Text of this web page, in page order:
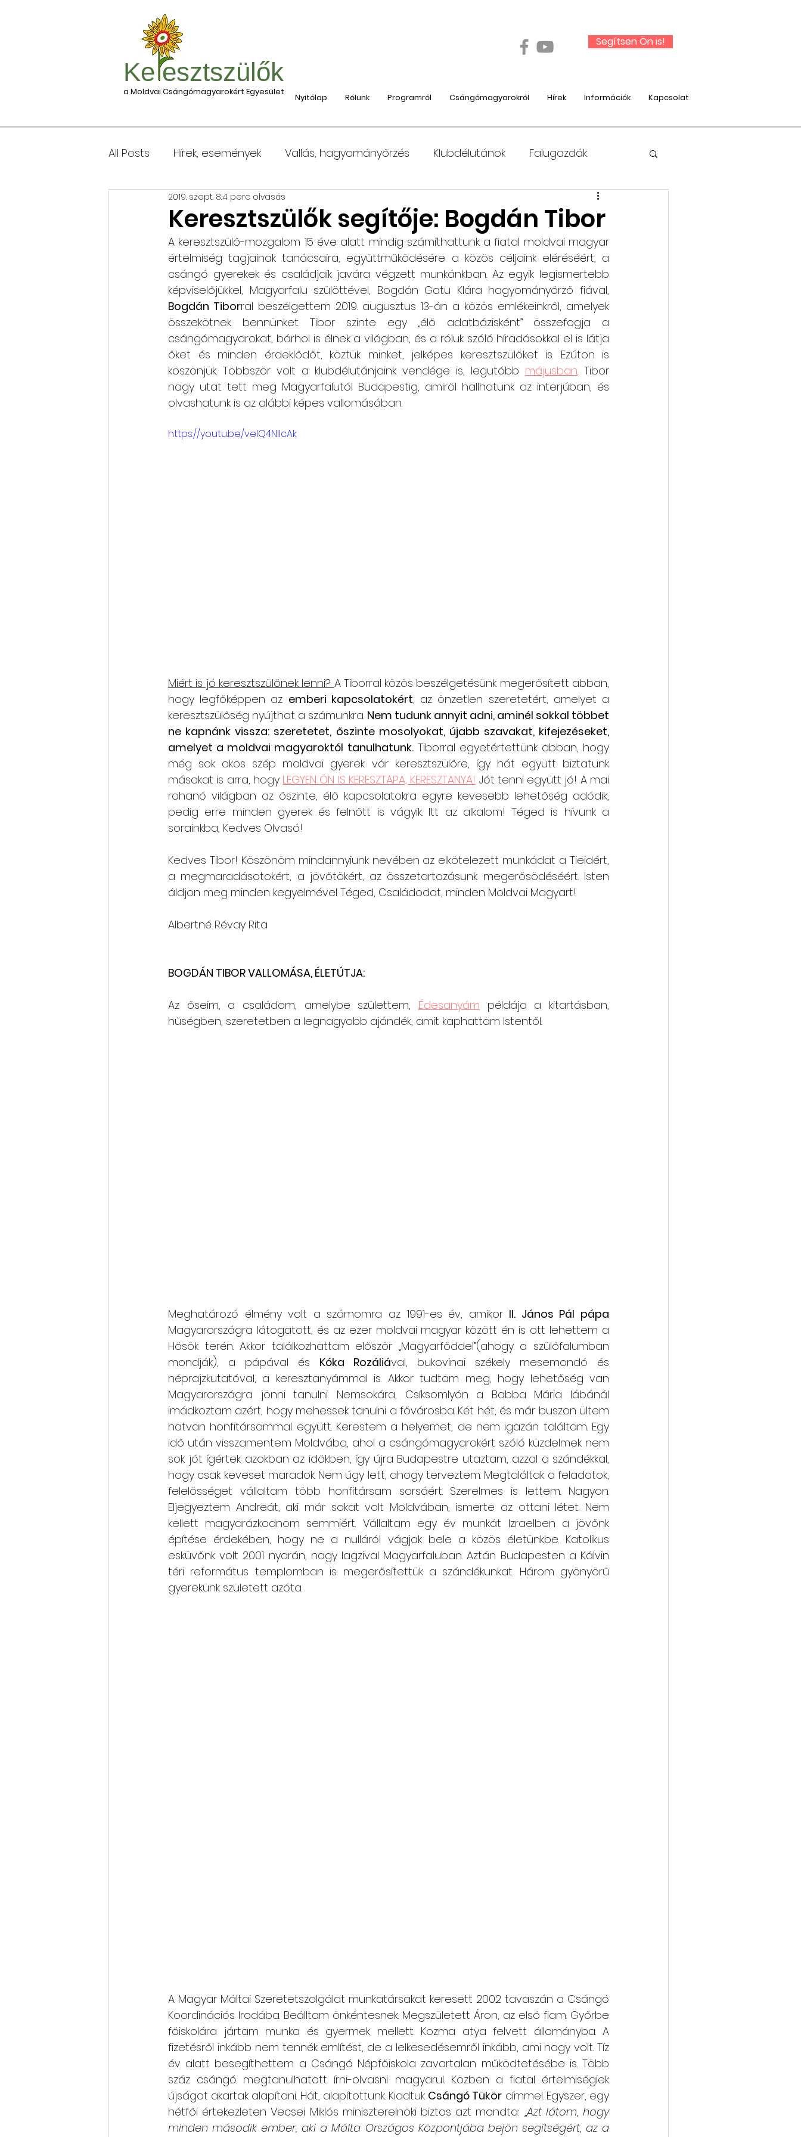
Segítsen Ön is!
Nyitólap Rólunk Programról Csángómagyarokról Hírek Információk Kapcsolat
Ke esztszülők
a Moldvai Csángómagyarokért Egyesület
All Posts Hírek, események Vallás, hagyományőrzés Klubdélutánok Falugazdák
Csomagleadás, érkezése Moldvába
Keresztgyerekek levélcíme Nyaralás, táboroztatás Szociális és jótékonysági munka
Rólunk szól: cikkek, videók Csángó témájú könyv, videó Utazások Moldvába Galéria
Oktatás, továbbképzés Keresztszülő-portré Várjuk történeteiket!
Keresztszülők segítője: Bogdán Tibor
2019. szept. 8.4 perc olvasás
A keresztszülő-mozgalom 15 éve alatt mindig számíthattunk a fiatal moldvai magyar
értelmiség tagjainak tanácsaira, együttműködésére a közös céljaink eléréséért, a
csángó gyerekek és családjaik javára végzett munkánkban. Az egyik legismertebb
Bogdán Tiborral beszélgettem 2019. augusztus 13-án a közös emlékeinkről, amelyek
összekötnek bennünket. Tibor szinte egy „élő adatbázisként” összefogja a
csángómagyarokat, bárhol is élnek a világban, és a róluk szóló híradásokkal el is látja
őket és minden érdeklődőt, köztük minket, jelképes keresztszülőket is. Ezúton is
köszönjük. Többször volt a klubdélutánjaink vendége is, legutóbb májusban. Tibor
nagy utat tett meg Magyarfalutól Budapestig, amiről hallhatunk az interjúban, és
olvashatunk is az alábbi képes vallomásában.
https://youtu.be/velQ4NIlcAk
Miért is jó keresztszülőnek lenni? A Tiborral közös beszélgetésünk megerősített abban,
hogy legfőképpen az emberi kapcsolatokért, az önzetlen szeretetért, amelyet a
keresztszülőség nyújthat a számunkra. Nem tudunk annyit adni, aminél sokkal többet
ne kapnánk vissza: szeretetet, őszinte mosolyokat, újabb szavakat, kifejezéseket,
amelyet a moldvai magyaroktól tanulhatunk. Tiborral egyetértettünk abban, hogy
még sok okos szép moldvai gyerek vár keresztszülőre, így hát együtt biztatunk
másokat is arra, hogy LEGYEN ÖN IS KERESZTAPA, KERESZTANYA! Jót tenni együtt jó! A mai
rohanó világban az őszinte, élő kapcsolatokra egyre kevesebb lehetőség adódik,
pedig erre minden gyerek és felnőtt is vágyik. Itt az alkalom! Téged is hívunk a
sorainkba, Kedves Olvasó!
Kedves Tibor! Köszönöm mindannyiunk nevében az elkötelezett munkádat a Tieidért,
a megmaradásotokért, a jövőtökért, az összetartozásunk megerősödéséért. Isten
áldjon meg minden kegyelmével Téged, Családodat, minden Moldvai Magyart!
Albertné Révay Rita
BOGDÁN TIBOR VALLOMÁSA, ÉLETÚTJA:
Az őseim, a családom, amelybe születtem, Édesanyám példája a kitartásban,
hűségben, szeretetben a legnagyobb ajándék, amit kaphattam Istentől.
Meghatározó élmény volt a számomra az 1991-es év, amikor II. János Pál pápa
Magyarországra látogatott, és az ezer moldvai magyar között én is ott lehettem a
Hősök terén. Akkor találkozhattam először „Magyarfőddel”(ahogy a szülőfalumban
mondják), a pápával és Kóka Rozáliával, bukovinai székely mesemondó és
néprajzkutatóval, a keresztanyámmal is. Akkor tudtam meg, hogy lehetőség van
Magyarországra jönni tanulni. Nemsokára, Csíksomlyón a Babba Mária lábánál
imádkoztam azért, hogy mehessek tanulni a fővárosba. Két hét, és már buszon ültem
hatvan honfitársammal együtt. Kerestem a helyemet, de nem igazán találtam. Egy
idő után visszamentem Moldvába, ahol a csángómagyarokért szóló küzdelmek nem
sok jót ígértek azokban az időkben, így újra Budapestre utaztam, azzal a szándékkal,
hogy csak keveset maradok. Nem úgy lett, ahogy terveztem. Megtaláltak a feladatok,
felelősséget vállaltam több honfitársam sorsáért. Szerelmes is lettem. Nagyon.
Eljegyeztem Andreát, aki már sokat volt Moldvában, ismerte az ottani létet. Nem
kellett magyarázkodnom semmiért. Vállaltam egy év munkát Izraelben a jövőnk
építése érdekében, hogy ne a nulláról vágjak bele a közös életünkbe. Katolikus
esküvőnk volt 2001 nyarán, nagy lagzival Magyarfaluban. Aztán Budapesten a Kálvin
téri református templomban is megerősítettük a szándékunkat. Három gyönyörű
gyerekünk született azóta.
A Magyar Máltai Szeretetszolgálat munkatársakat keresett 2002 tavaszán a Csángó
Koordinációs Irodába. Beálltam önkéntesnek. Megszületett Áron, az első fiam. Győrbe
főiskolára jártam munka és gyermek mellett. Kozma atya felvett állományba. A
fizetésről inkább nem tennék említést, de a lelkesedésemről inkább, ami nagy volt. Tíz
év alatt besegíthettem a Csángó Népfőiskola zavartalan működtetésébe is. Több
száz csángó megtanulhatott írni-olvasni magyarul. Közben a fiatal értelmiségiek
újságot akartak alapítani. Hát, alapítottunk. Kiadtuk Csángó Tükör címmel. Egyszer, egy
hétfői értekezleten Vecsei Miklós miniszterelnöki biztos azt mondta: „Azt látom, hogy
minden második ember, aki a Málta Országos Központjába bejön segítségért, az a